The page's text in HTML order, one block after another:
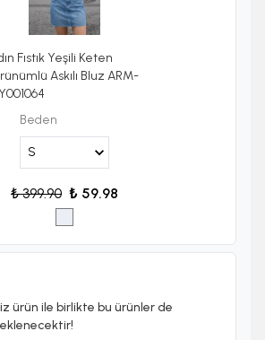
Fıstık Yeşili Keten
Askılı Bluz ARM-
Beden
₺ 399.90 ₺ 59.98
ürün ile birlikte bu ürünler de